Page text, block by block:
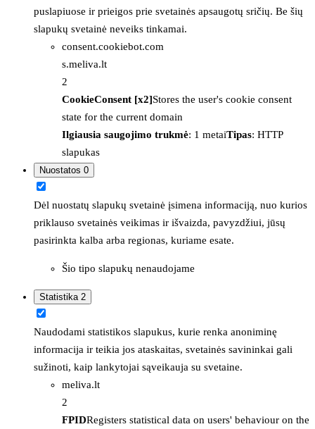
puslapiuose ir prieigos prie svetainės apsaugotų sričių. Be šių
slapukų svetainė neveiks tinkamai.
consent.cookiebot.com
s.meliva.lt
2
CookieConsent [x2]Stores the user's cookie consent
state for the current domain
Ilgiausia saugojimo trukmė: 1 metaiTipas: HTTP
slapukas
Nuostatos 0
Dėl nuostatų slapukų svetainė įsimena informaciją, nuo kurios
priklauso svetainės veikimas ir išvaizda, pavyzdžiui, jūsų
pasirinkta kalba arba regionas, kuriame esate.
Šio tipo slapukų nenaudojame
Statistika 2
Naudodami statistikos slapukus, kurie renka anoniminę
informacija ir teikia jos ataskaitas, svetainės savininkai gali
sužinoti, kaip lankytojai sąveikauja su svetaine.
meliva.lt
2
FPIDRegisters statistical data on users' behaviour on the